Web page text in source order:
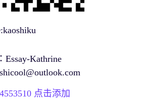
Essay-Kathrine
点击添加